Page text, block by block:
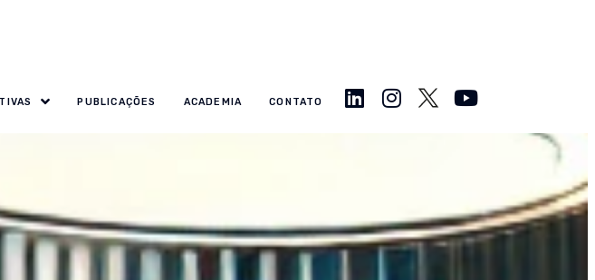
PUBLICAÇÕES ACADEMIA CONTATO